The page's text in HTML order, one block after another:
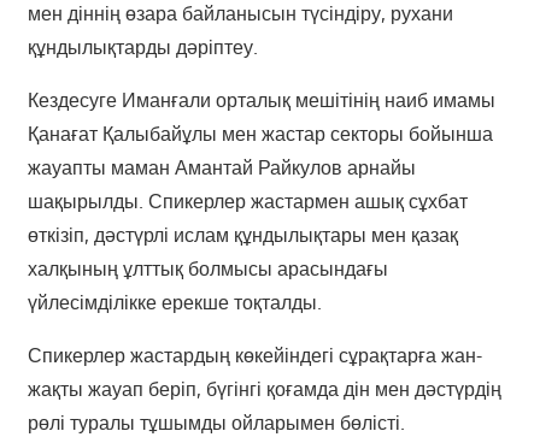
мен діннің өзара байланысын түсіндіру, рухани
құндылықтарды дәріптеу.
Кездесуге Иманғали орталық мешітінің наиб имамы
Қанағат Қалыбайұлы мен жастар секторы бойынша
жауапты маман Амантай Райкулов арнайы
шақырылды. Спикерлер жастармен ашық сұхбат
өткізіп, дәстүрлі ислам құндылықтары мен қазақ
халқының ұлттық болмысы арасындағы
үйлесімділікке ерекше тоқталды.
Спикерлер жастардың көкейіндегі сұрақтарға жан-
жақты жауап беріп, бүгінгі қоғамда дін мен дәстүрдің
рөлі туралы тұшымды ойларымен бөлісті.